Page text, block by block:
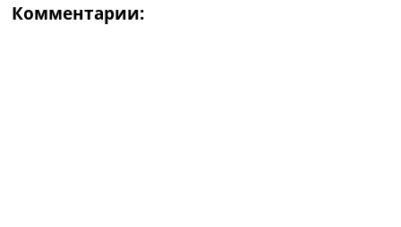
Комментарии: